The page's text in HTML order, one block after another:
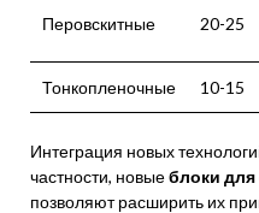
Перовскитные 20-25
Тонкопленочные 10-15
Интеграция новых
частности, новыеблоки для
позволяют расширить их